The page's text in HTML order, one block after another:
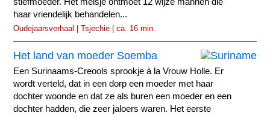
haar vriendelijk behandelen...
Oudejaarsverhaal | Tsjechië | ca. 16 min.
Het land van moeder Soemba
Een Surinaams-Creools sprookje à la Vrouw Holle. Er
wordt verteld, dat in een dorp een moeder met haar
dochter woonde en dat ze als buren een moeder en een
dochter hadden, die zeer jaloers waren. Het eerste